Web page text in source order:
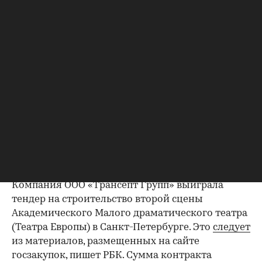
Компания ООО «Трансепт Групп» выиграла
тендер на строительство ​второй сцены
Академического Малого драматического театра
(Театра Европы) в Санкт-Петербурге. Это следует
из материалов, размещенных на сайте
госзакупок, пишет РБК. Сумма контракта